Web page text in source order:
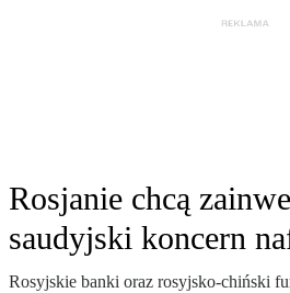
Rosjanie chcą
saudyjski koncern
Rosyjskie banki oraz rosyjsko-chiński